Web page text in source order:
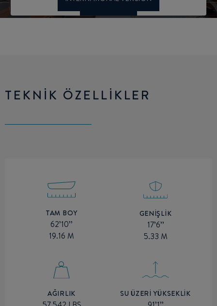
TEKNİK ÖZELLİKLER
TAM BOY
62’10’’
19.16 M
GENIŞLIK
17’6’’
5.33 M
AĞIRLIK SU ÜZERİ YÜKSEKLİK